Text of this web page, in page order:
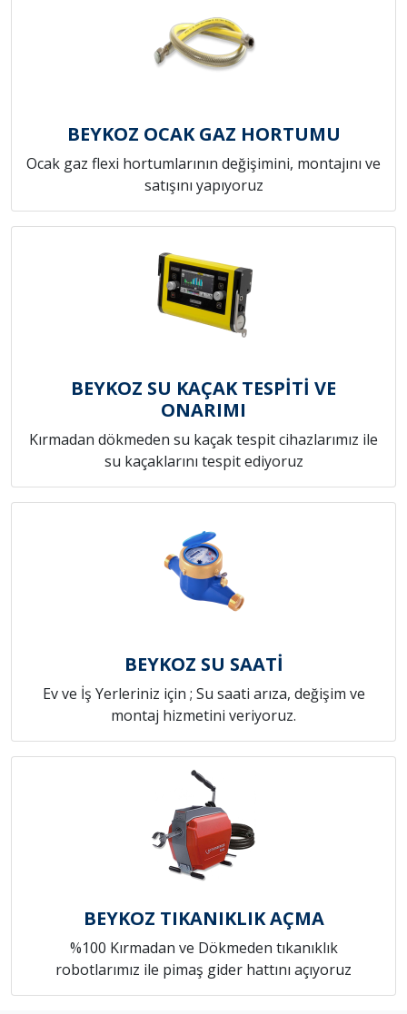
BEYKOZ OCAK GAZ HORTUMU
Ocak gaz flexi hortumlarının değişimini, montajını ve
satışını yapıyoruz
BEYKOZ SU KAÇAK TESPİTİ VE
ONARIMI
Kırmadan dökmeden su kaçak tespit cihazlarımız ile
su kaçaklarını tespit ediyoruz
BEYKOZ SU SAATİ
Ev ve İş Yerleriniz için ; Su saati arıza, değişim ve
montaj hizmetini veriyoruz.
BEYKOZ TIKANIKLIK AÇMA
%100 Kırmadan ve Dökmeden tıkanıklık
robotlarımız ile pimaş gider hattını açıyoruz